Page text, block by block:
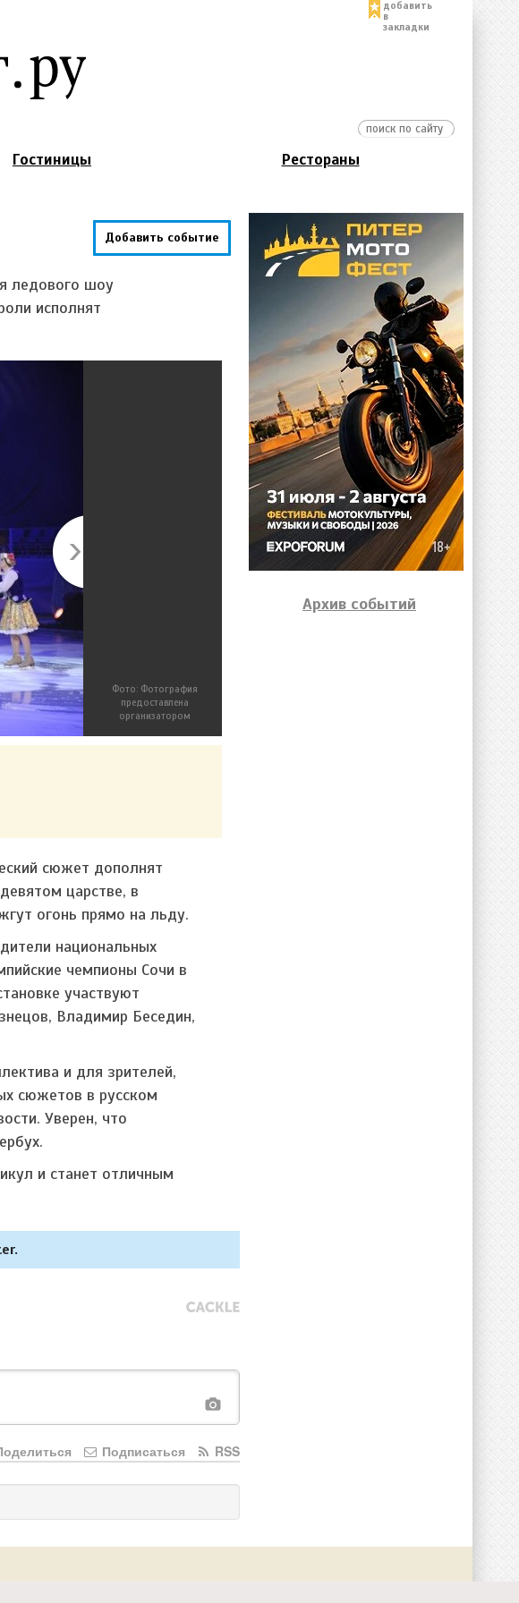
добавить
в
закладки
Гостиницы Рестораны
Добавить событие
ледового шоу
исполнят
Фото: Фотография
предоставлена
организатором
сюжет дополнят
царстве, в
огонь прямо на льду.
национальных
чемпионы Сочи в
участвуют
Владимир Беседин,
и для зрителей,
сюжетов в русском
Уверен, что
и станет отличным
RSS
Подписаться
Архив событий